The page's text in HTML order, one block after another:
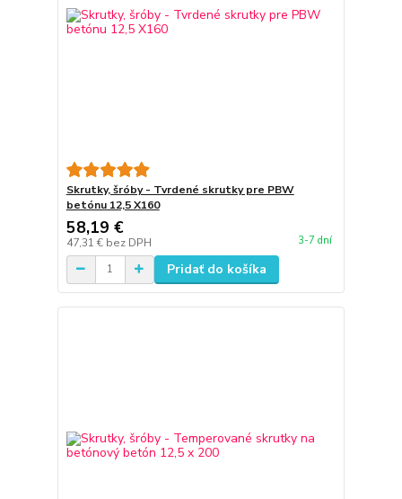
Skrutky, šróby - Tvrdené skrutky pre PBW
betónu 12,5 X160
58,19 €
47,31 € bez DPH 3-7 dní
Pridať do košíka